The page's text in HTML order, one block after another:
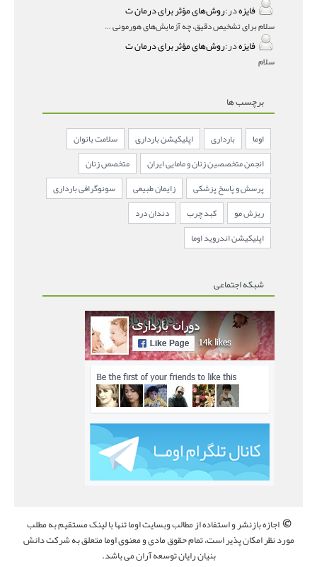
فایزهدر:روش‌های مؤثر برای درمان ت
سلام برای تشخیص دقیق، چه آزمایش‌های هورمونی و چه سونوگر
فایزهدر:روش‌های مؤثر برای درمان ت
سلام
برچسب ها
اوما بارداری اپلیکیشن بارداری
سلامت بانوان
انجمن متخصصین زنان و مامایی ایران
متخصص زنان
پرسش و پاسخ پزشکی
زایمان طبیعی
سونوگرافی بارداری
ریزش مو
کبد چرب
دندان درد
اپلیکیشن اندروید اوما
شبکه اجتماعی
©اجازه بازنشر و استفاده از مطالب وبسایت اوما تنها با لینک مستقیم به مطلب
مورد نظر امکان پذیر است، تمام حقوق مادی و معنوی اوما متعلق به شرکت دانش
بنیان رایان توسعه آران می باشد.